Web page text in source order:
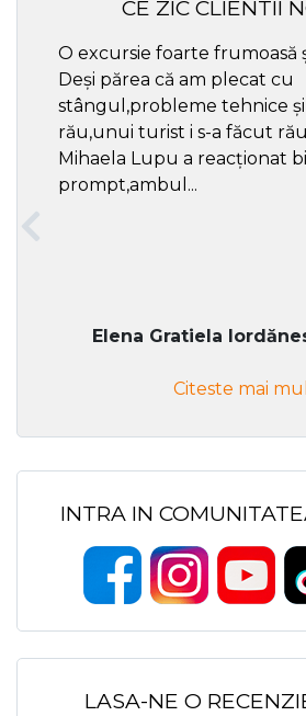
CE ZIC CLIENTII
O excursie foarte frumoasă
Deși părea că am plecat cu
stângul,probleme tehnice și
rău,unui turist i s-a făcut
Mihaela Lupu a reacționat
prompt,ambul...
Elena Gratiela
Citeste mai
INTRA IN
LASA-NE O